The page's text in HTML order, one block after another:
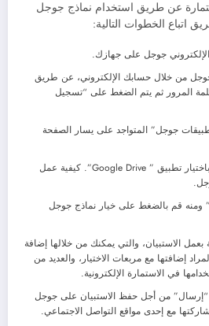
عن طريق استخدام نماذج جوجل
جوجل على جهازك.
من خلال حسابك الإلكتروني، عن طريق
المرور ثم يتم الضغط على “تسجيل
جوجل” المتواجد على يسار الصفحة
ومن القائمة المنسدلة قم باختيار تطبيق ” Google Drive”. كيفية عمل
ومنه قم بالضغط على خيار نماذج جوجل
الاستبيان، والتي يمكنك من خلالها إضافة
إضافتها مع مربعات الاختيار، والعديد من
في الاستمارة الإلكترونية.
“إرسال” من أجل حفظ الاستبيان على جوجل
مع إحدى مواقع التواصل الاجتماعي.